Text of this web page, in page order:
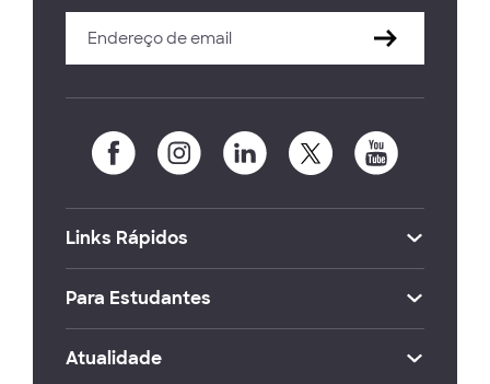
Links Rápidos
Para Estudantes
Atualidade